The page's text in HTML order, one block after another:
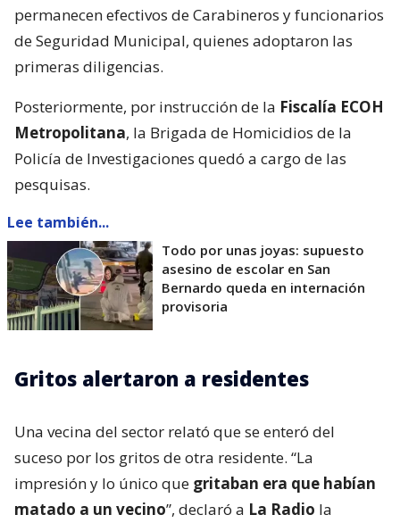
permanecen efectivos de Carabineros y funcionarios
de Seguridad Municipal, quienes adoptaron las
primeras diligencias.
Posteriormente, por instrucción de la Fiscalía ECOH
Metropolitana, la Brigada de Homicidios de la
Policía de Investigaciones quedó a cargo de las
pesquisas.
Lee también...
Todo por unas joyas: supuesto
asesino de escolar en San
Bernardo queda en internación
provisoria
Gritos alertaron a residentes
Una vecina del sector relató que se enteró del
suceso por los gritos de otra residente. “La
impresión y lo único que gritaban era que habían
matado a un vecino”, declaró a La Radio la